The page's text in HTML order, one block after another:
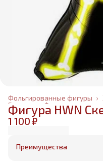
Фольгированные фигуры ›
Фольгированные
Главная
Фигура HWN
1 100 ₽
Преимущества
Оплата частями в Сплит